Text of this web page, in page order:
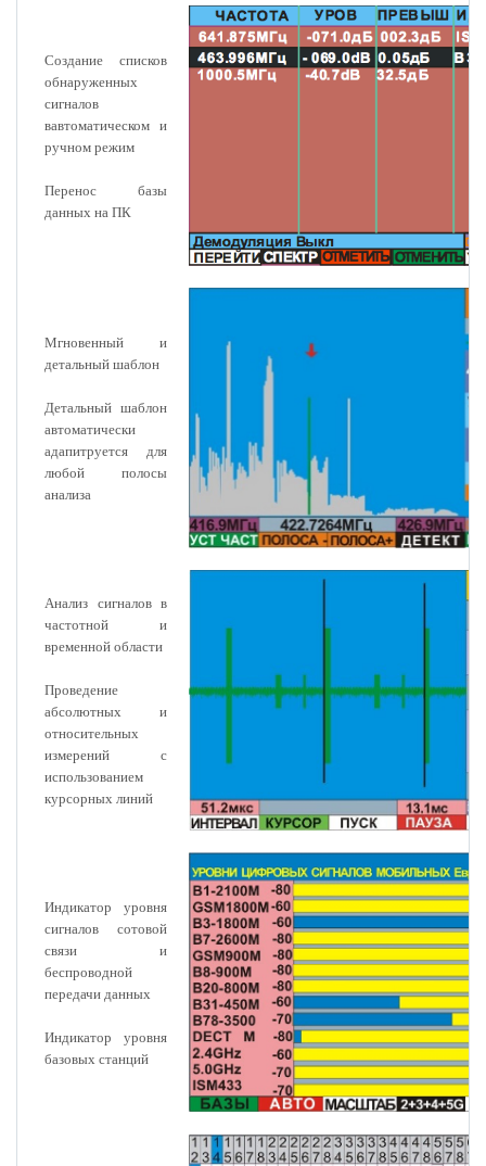
Создание списков
обнаруженных
сигналов
вавтоматическом и
ручном режим
Перенос базы
данных на ПК
Мгновенный и
детальный шаблон
Детальный шаблон
автоматически
адапитруется для
любой полосы
анализа
Анализ сигналов в
частотной и
временной области
Проведение
абсолютных и
относительных
измерений с
использованием
курсорных линий
Индикатор уровня
сигналов сотовой
связи и
беспроводной
передачи данных
Индикатор уровня
базовых станций